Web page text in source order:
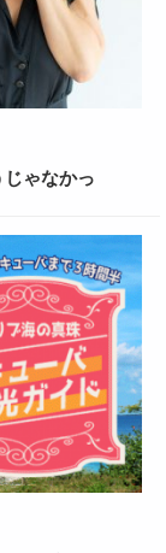
ゃなかっ